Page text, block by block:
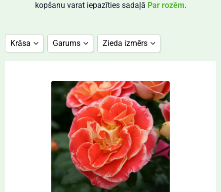
kopšanu varat iepazīties sadaļā Par rozēm.
Krāsa
dzelteni oranža
fuksijas rozā
gaiši violēta
Garums
70 cm
80 cm
90 cm
Zieda izmērs
12 cm
5 cm
6 cm
7 cm
8 cm
9 cm